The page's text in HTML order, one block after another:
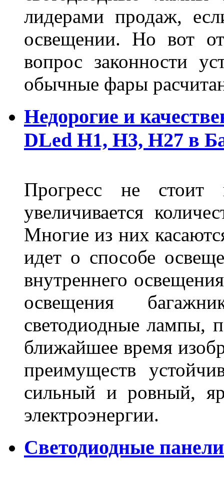
лидерами продаж,
освещении. Но вот
вопрос законности
обычные фары
Недорогие и
DLed Н1, Н3, Н27 в
Прогресс не
увеличивается
Многие из них
идет о способе
внутреннего
освещения
светодиодные лампы,
ближайшее время
преимуществ
сильный и ровный,
электроэнергии.
Светодиодные